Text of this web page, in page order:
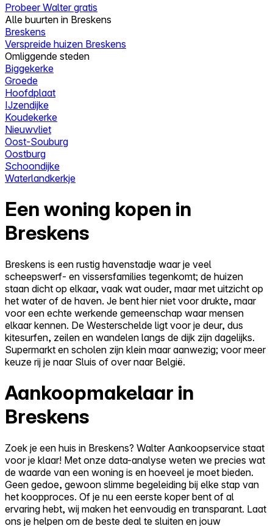
Probeer Walter gratis
Alle buurten in Breskens
Breskens
Verspreide huizen Breskens
Omliggende steden
Biggekerke
Groede
Hoofdplaat
IJzendijke
Koudekerke
Nieuwvliet
Oost-Souburg
Oostburg
Schoondijke
Waterlandkerkje
Een woning kopen in
Breskens
Breskens is een rustig havenstadje waar je veel
scheepswerf- en vissersfamilies tegenkomt; de huizen
staan dicht op elkaar, vaak wat ouder, maar met uitzicht op
het water of de haven. Je bent hier niet voor drukte, maar
voor een echte werkende gemeenschap waar mensen
elkaar kennen. De Westerschelde ligt voor je deur, dus
kitesurfen, zeilen en wandelen langs de dijk zijn dagelijks.
Supermarkt en scholen zijn klein maar aanwezig; voor meer
keuze rij je naar Sluis of over naar België.
Aankoopmakelaar in
Breskens
Zoek je een huis in Breskens? Walter Aankoopservice staat
voor je klaar! Met onze data-analyse weten we precies wat
de waarde van een woning is en hoeveel je moet bieden.
Geen gedoe, gewoon slimme begeleiding bij elke stap van
het koopproces. Of je nu een eerste koper bent of al
ervaring hebt, wij maken het eenvoudig en transparant. Laat
ons je helpen om de beste deal te sluiten en jouw